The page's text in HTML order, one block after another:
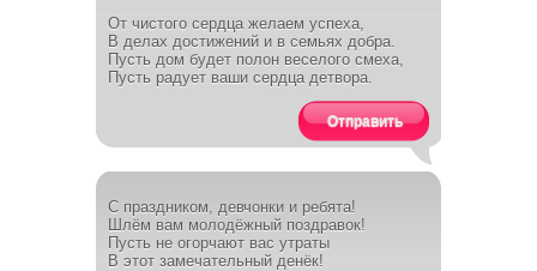
От чистого сердца желаем успеха,
В делах достижений и в семьях добра.
Пусть дом будет полон веселого смеха,
Пусть радует ваши сердца детвора.
Отправить
С праздником, девчонки и ребята!
Шлём вам молодёжный поздравок!
Пусть не огорчают вас утраты
В этот замечательный денёк!